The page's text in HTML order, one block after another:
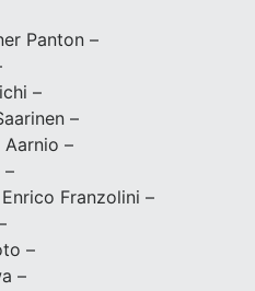
Panton –
–
–
–
Franzolini –
–
–